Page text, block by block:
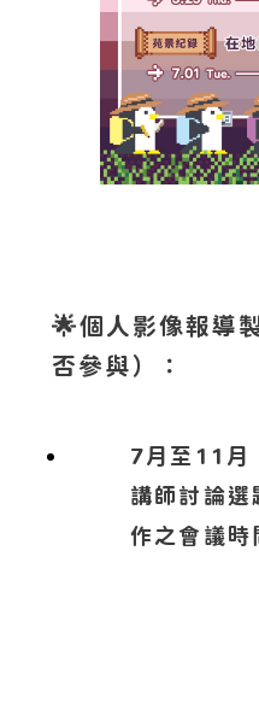
🌟個人影像報導
否參與）：
7月至11月
講師討論選
作之會議時